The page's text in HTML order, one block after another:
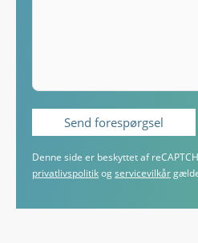
Denne side er beskyttet af
privatlivspolitik og servicevilkår